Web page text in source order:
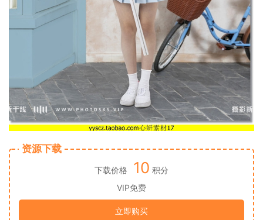
资源下载
下载价格 10 积分
VIP免费
立即购买